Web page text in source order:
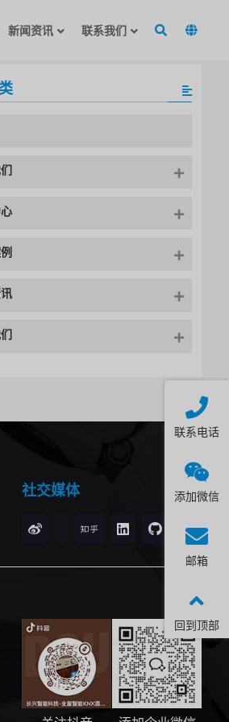
新闻资讯 联系我们
社交媒体
联系电话
添加微信
邮箱
回到顶部